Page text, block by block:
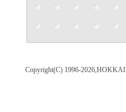
Copyright(C) 1996-